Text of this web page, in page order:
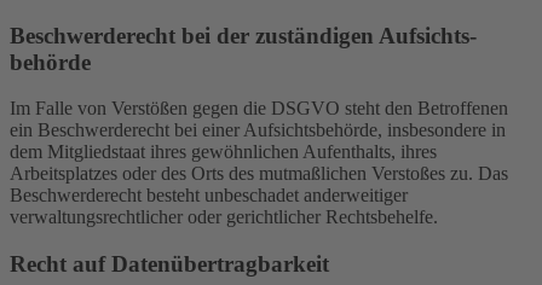
Beschwerde­recht bei der zuständigen Aufsichts­
behörde
Im Falle von Verstößen gegen die DSGVO steht den Betroffenen
ein Beschwerderecht bei einer Aufsichtsbehörde, insbesondere in
dem Mitgliedstaat ihres gewöhnlichen Aufenthalts, ihres
Arbeitsplatzes oder des Orts des mutmaßlichen Verstoßes zu. Das
Beschwerderecht besteht unbeschadet anderweitiger
verwaltungsrechtlicher oder gerichtlicher Rechtsbehelfe.
Recht auf Daten­übertrag­barkeit